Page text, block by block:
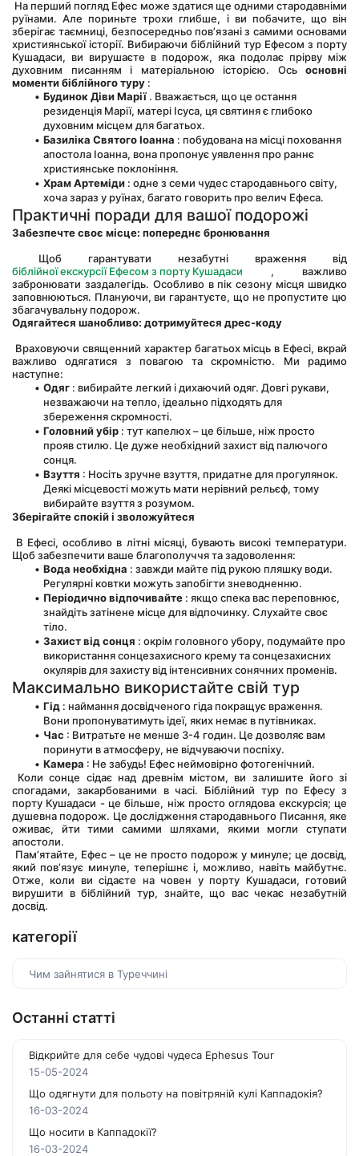
руїнами. Але пориньте трохи глибше, і ви побачите, що він
зберігає таємниці, безпосередньо пов’язані з самими основами
християнської історії. Вибираючи біблійний тур Ефесом з порту
Кушадаси, ви вирушаєте в подорож, яка подолає прірву між
духовним писанням і матеріальною історією. Ось основні
моменти біблійного туру :
Будинок Діви Марії . Вважається, що це остання
резиденція Марії, матері Ісуса, ця святиня є глибоко
духовним місцем для багатьох.
Базиліка Святого Іоанна : побудована на місці поховання
апостола Іоанна, вона пропонує уявлення про раннє
християнське поклоніння.
Храм Артеміди : одне з семи чудес стародавнього світу,
хоча зараз у руїнах, багато говорить про велич Ефеса.
Практичні поради для вашої подорожі
Забезпечте своє місце: попереднє бронювання
Щоб гарантувати незабутні враження від
біблійної екскурсії Ефесом з порту Кушадаси , важливо
забронювати заздалегідь. Особливо в пік сезону місця швидко
заповнюються. Плануючи, ви гарантуєте, що не пропустите цю
збагачувальну подорож.
Одягайтеся шанобливо: дотримуйтеся дрес-коду
важливо одягатися з повагою та скромністю. Ми радимо
наступне:
Одяг : вибирайте легкий і дихаючий одяг. Довгі рукави,
незважаючи на тепло, ідеально підходять для
збереження скромності.
Головний убір : тут капелюх – це більше, ніж просто
прояв стилю. Це дуже необхідний захист від палючого
сонця.
Взуття : Носіть зручне взуття, придатне для прогулянок.
Деякі місцевості можуть мати нерівний рельєф, тому
вибирайте взуття з розумом.
Зберігайте спокій і зволожуйтеся
Щоб забезпечити ваше благополуччя та задоволення:
Вода необхідна : завжди майте під рукою пляшку води.
Регулярні ковтки можуть запобігти зневодненню.
Періодично відпочивайте : якщо спека вас переповнює,
знайдіть затінене місце для відпочинку. Слухайте своє
тіло.
Захист від сонця : окрім головного убору, подумайте про
використання сонцезахисного крему та сонцезахисних
окулярів для захисту від інтенсивних сонячних променів.
Максимально використайте свій тур
Гід : наймання досвідченого гіда покращує враження.
Вони пропонуватимуть ідеї, яких немає в путівниках.
Час : Витратьте не менше 3-4 годин. Це дозволяє вам
поринути в атмосферу, не відчуваючи поспіху.
Камера : Не забудь! Ефес неймовірно фотогенічний.
спогадами, закарбованими в часі. Біблійний тур по Ефесу з
порту Кушадаси - це більше, ніж просто оглядова екскурсія; це
душевна подорож. Це дослідження стародавнього Писання, яке
оживає, йти тими самими шляхами, якими могли ступати
апостоли.
який пов’язує минуле, теперішнє і, можливо, навіть майбутнє.
Отже, коли ви сідаєте на човен у порту Кушадаси, готовий
вирушити в біблійний тур, знайте, що вас чекає незабутній
досвід.
категорії
Чим зайнятися в Туреччині
Останні статті
Відкрийте для себе чудові чудеса Ephesus Tour
15-05-2024
Що одягнути для польоту на повітряній кулі Каппадокія?
16-03-2024
Що носити в Каппадокії?
16-03-2024